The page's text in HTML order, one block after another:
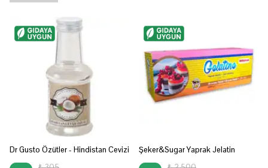
Dr Gusto Özütler - Hindistan Cevizi Şeker&Sugar Yaprak Jelatin